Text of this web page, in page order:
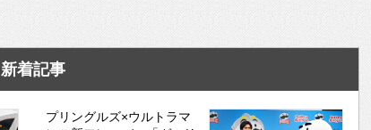
新着記事
プリングルズ×ウルトラマ